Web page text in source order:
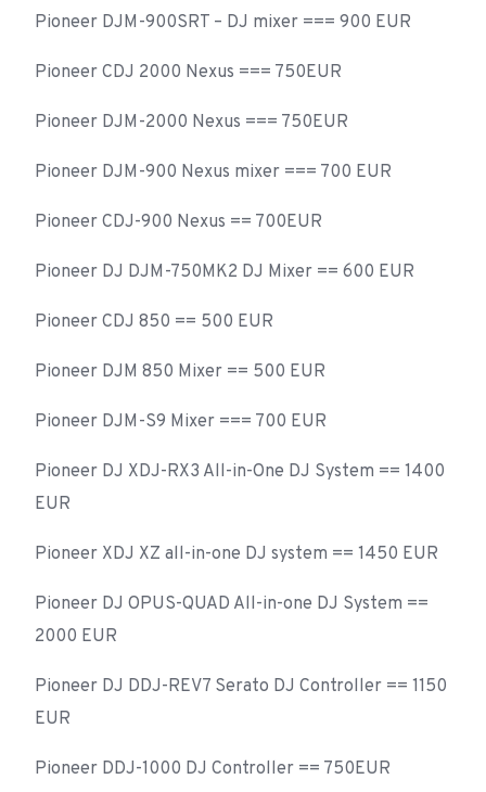
Pioneer DJM-900SRT – DJ mixer === 900 EUR
Pioneer CDJ 2000 Nexus === 750EUR
Pioneer DJM-2000 Nexus === 750EUR
Pioneer DJM-900 Nexus mixer === 700 EUR
Pioneer CDJ-900 Nexus == 700EUR
Pioneer DJ DJM-750MK2 DJ Mixer == 600 EUR
Pioneer CDJ 850 == 500 EUR
Pioneer DJM 850 Mixer == 500 EUR
Pioneer DJM-S9 Mixer === 700 EUR
Pioneer DJ XDJ-RX3 All-in-One DJ System == 1400
EUR
Pioneer XDJ XZ all-in-one DJ system == 1450 EUR
Pioneer DJ OPUS-QUAD All-in-one DJ System ==
2000 EUR
Pioneer DJ DDJ-REV7 Serato DJ Controller == 1150
EUR
Pioneer DDJ-1000 DJ Controller == 750EUR